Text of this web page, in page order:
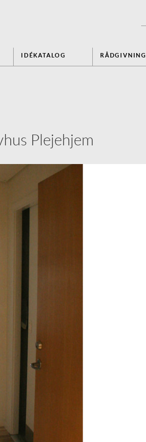
IDÉKATALOG RÅDGIVNING
Plejehjem